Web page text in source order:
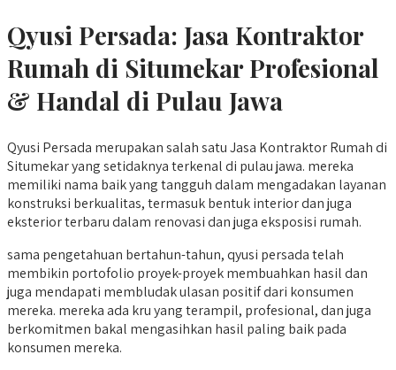
Qyusi Persada: Jasa Kontraktor
Rumah di SitumekarProfesional
& Handal di Pulau Jawa
Qyusi Persada merupakan salah satu Jasa Kontraktor Rumah di
Situmekar yang setidaknya terkenal di pulau jawa. mereka
memiliki nama baik yang tangguh dalam mengadakan layanan
konstruksi berkualitas, termasuk bentuk interior dan juga
eksterior terbaru dalam renovasi dan juga eksposisi rumah.
sama pengetahuan bertahun-tahun, qyusi persada telah
membikin portofolio proyek-proyek membuahkan hasil dan
juga mendapati membludak ulasan positif dari konsumen
mereka. mereka ada kru yang terampil, profesional, dan juga
berkomitmen bakal mengasihkan hasil paling baik pada
konsumen mereka.